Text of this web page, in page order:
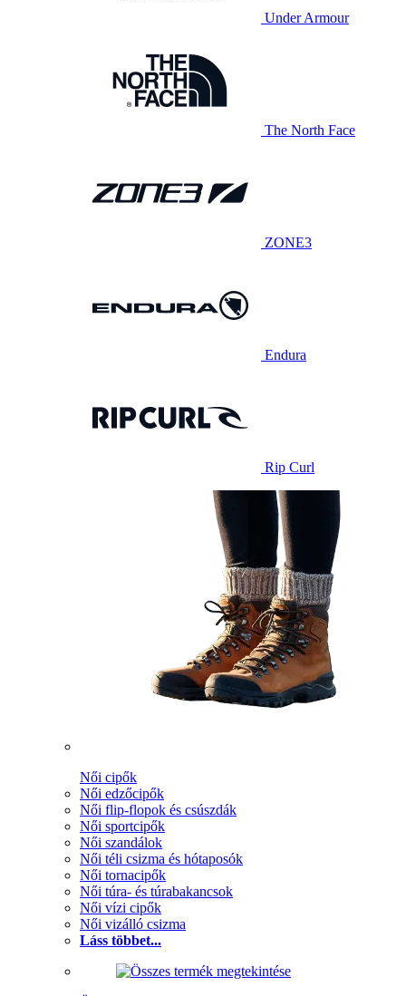
Under Armour
The North Face
ZONE3
Endura
Rip Curl
Női cipők
Női edzőcipők
Női flip-flopok és csúszdák
Női sportcipők
Női szandálok
Női téli csizma és hótaposók
Női tornacipők
Női túra- és túrabakancsok
Női vízi cipők
Női vizálló csizma
Láss többet...